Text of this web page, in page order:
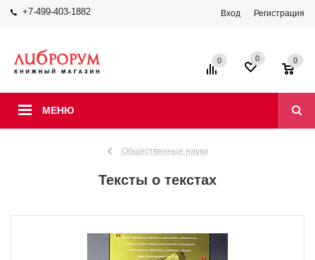
+7-499-403-1882 Вход Регистрация
МЕНЮ
0 0 0
Общественные науки
Тексты о текстах